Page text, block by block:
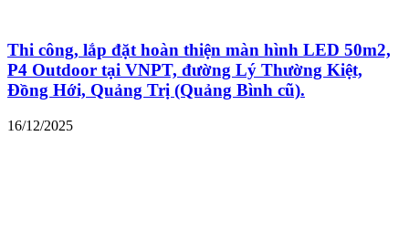
Thi công, lắp đặt hoàn thiện màn hình LED 50m2,
P4 Outdoor tại VNPT, đường Lý Thường Kiệt,
Đồng Hới, Quảng Trị (Quảng Bình cũ).
16/12/2025